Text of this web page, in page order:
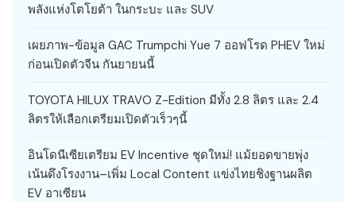
พลังแห่งโตโยต้า ในกระบะ และ SUV
เผยภาพ-ข้อมูล GAC Trumpchi Yue 7 ออฟโรด PHEV ใหม่
ก่อนเปิดตัวจีน กันยายนนี้
TOYOTA HILUX TRAVO Z-Edition มีทั้ง 2.8 ลิตร และ 2.4
ลิตรให้เลือกเตรียมเปิดตัวเร็วๆนี้
อินโดนีเซียเตรียม EV Incentive ชุดใหม่! แม้ยอดขายพุ่ง
เน้นดึงโรงงาน–เพิ่ม Local Content แข่งไทยชิงฐานผลิต
EV อาเซียน